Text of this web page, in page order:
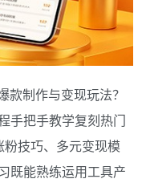
制作与变现玩法？
手把手教学复刻热门
技巧、多元变现模
既能熟练运用工具产